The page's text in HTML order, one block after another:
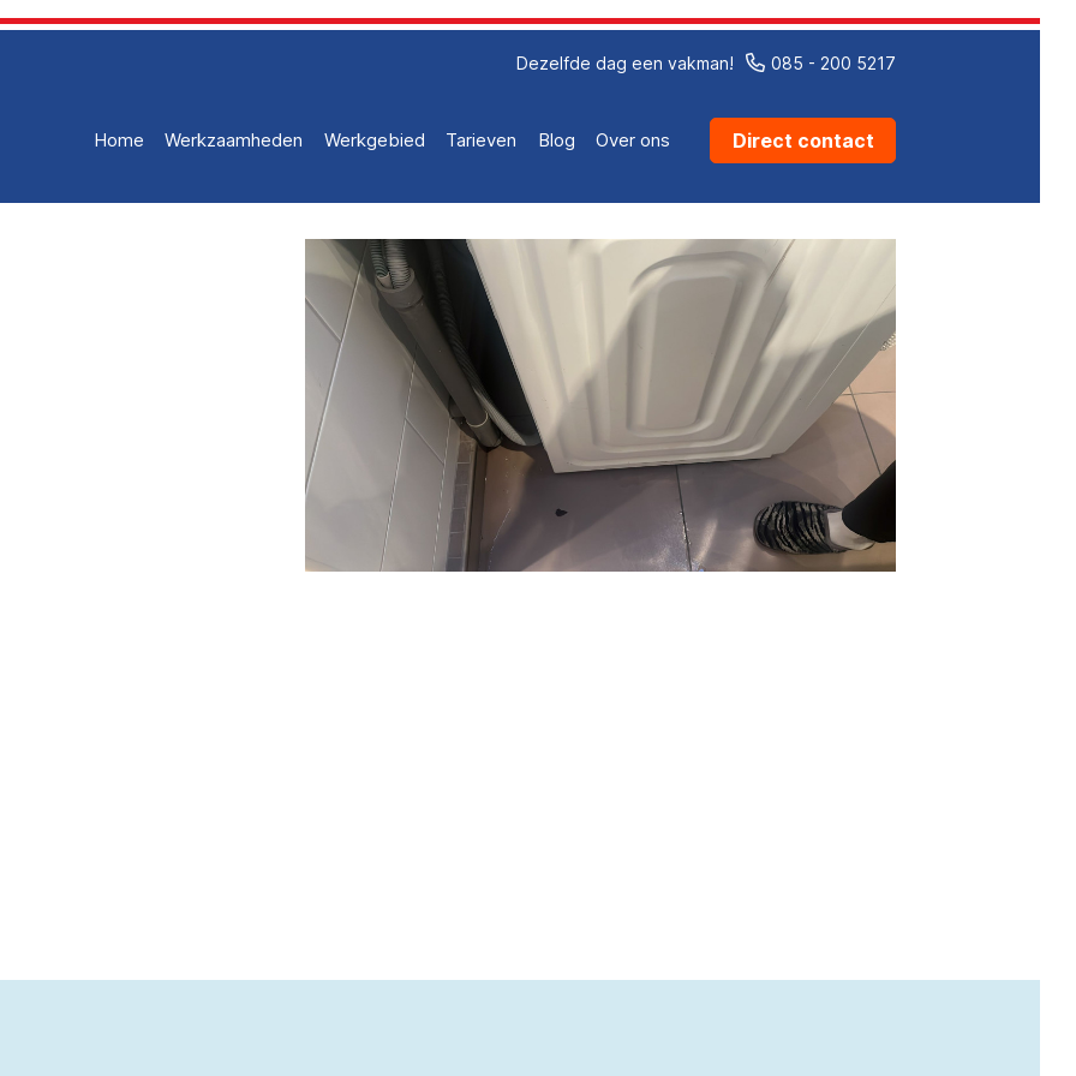
Dezelfde dag een vakman! 085 - 200 5217
Home Werkzaamheden Werkgebied Tarieven Blog Over ons Direct contact